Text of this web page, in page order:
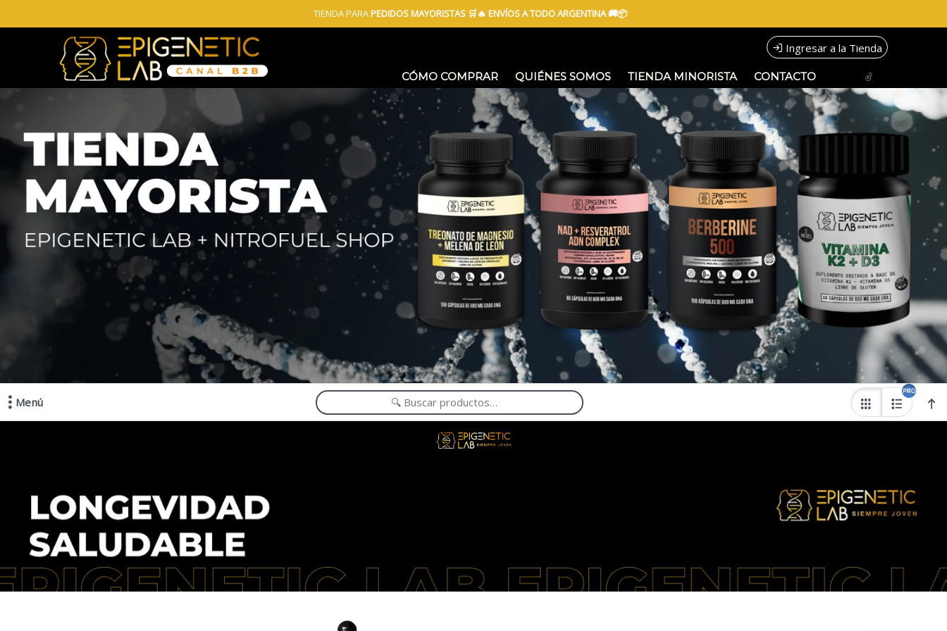
TIENDA PARAPEDIDOS MAYORISTAS 🛒🔥 ENVÍOS A TODO ARGENTINA 🚚📦
Ingresar a la Tienda
CÓMO COMPRAR QUIÉNES SOMOS TIENDA MINORISTA CONTACTO
Menú